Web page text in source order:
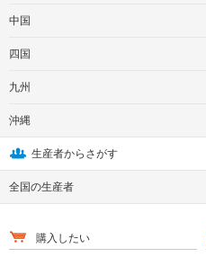
中国
四国
九州
沖縄
生産者からさがす
全国の生産者
購入したい